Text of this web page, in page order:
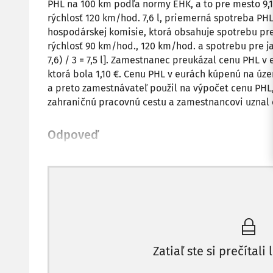
PHL na 100 km podľa normy EHK, a to pre mesto
rýchlosť 120 km/hod. 7,6 l, priemerná spotreba
hospodárskej komisie, ktorá obsahuje spotrebu
rýchlosť 90 km/hod., 120 km/hod. a spotrebu pre
7,6) / 3 = 7,5 l]. Zamestnanec preukázal cenu PHL
ktorá bola 1,10 €. Cenu PHL v eurách kúpenú na
a preto zamestnávateľ použil na výpočet cenu
zahraničnú pracovnú cestu a zamestnancovi uznal
Odpoveď
Zatiaľ ste si prečítali